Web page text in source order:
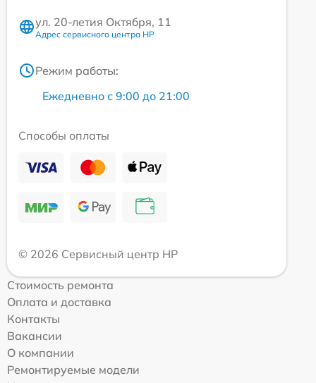
ул. 20-летия Октября, 11
Адрес сервисного центра HP
Режим работы:
Ежедневно с 9:00 до 21:00
Способы оплаты
© 2026 Сервисный центр HP
Стоимость ремонта
Оплата и доставка
Контакты
Вакансии
О компании
Ремонтируемые модели